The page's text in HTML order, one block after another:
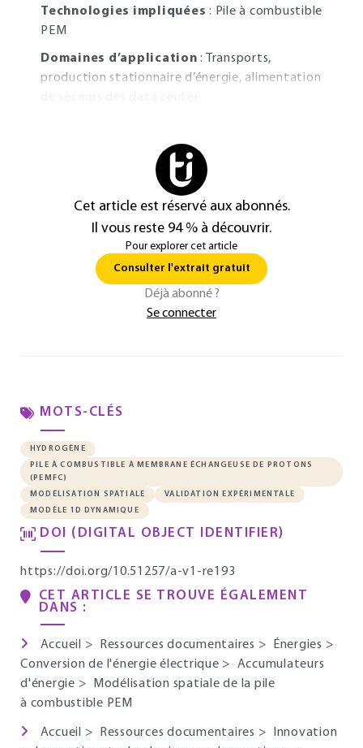
Technologies impliquées : Pile à combustible
PEM
Domaines d’application : Transports,
production stationnaire d’énergie, alimentation
Cet article est réservé aux abonnés.
Il vous reste 94 % à découvrir.
Pour explorer cet article
Consulter l'extrait gratuit
Déjà abonné ?
Se connecter
MOTS-CLÉS
HYDROGÈNE
PILE À COMBUSTIBLE À MEMBRANE ÉCHANGEUSE DE PROTONS
(PEMFC)
MODÉLISATION SPATIALE
VALIDATION EXPÉRIMENTALE
MODÈLE 1D DYNAMIQUE
DOI (DIGITAL OBJECT IDENTIFIER)
https://doi.org/10.51257/a-v1-re193
CET ARTICLE SE TROUVE ÉGALEMENT
DANS :
Accueil > Ressources documentaires > Énergies >
Conversion de l'énergie électrique > Accumulateurs
d'énergie >
Modélisation spatiale de la pile
à combustible PEM
Accueil > Ressources documentaires >
Innovation